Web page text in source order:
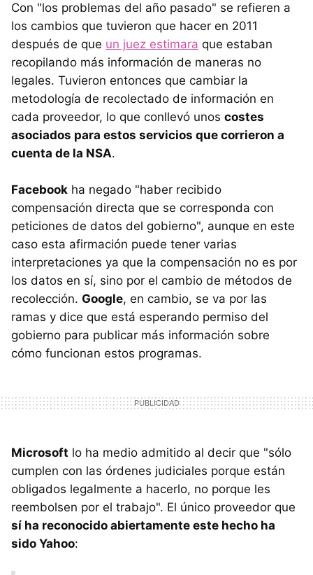
Con "los problemas del año pasado" se refieren a
los cambios que tuvieron que hacer en 2011
después de que un juez estimara que estaban
recopilando más información de maneras no
legales. Tuvieron entonces que cambiar la
metodología de recolectado de información en
cada proveedor, lo que conllevó unos costes
asociados para estos servicios que corrieron a
cuenta de la NSA.
Facebook ha negado "haber recibido
compensación directa que se corresponda con
peticiones de datos del gobierno", aunque en este
caso esta afirmación puede tener varias
interpretaciones ya que la compensación no es por
los datos en sí, sino por el cambio de métodos de
recolección. Google, en cambio, se va por las
ramas y dice que está esperando permiso del
gobierno para publicar más información sobre
cómo funcionan estos programas.
Microsoft lo ha medio admitido al decir que "sólo
cumplen con las órdenes judiciales porque están
obligados legalmente a hacerlo, no porque les
reembolsen por el trabajo". El único proveedor que
sí ha reconocido abiertamente este hecho ha
sido Yahoo: